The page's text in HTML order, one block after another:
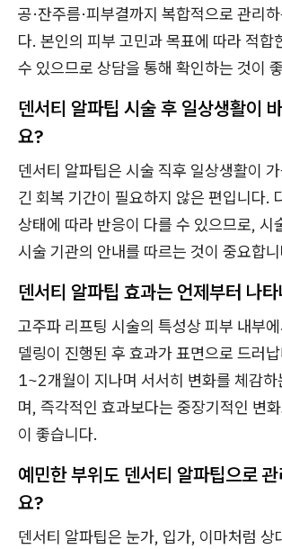
공·잔주름·피부결까지 복합적으로 관리
다. 본인의 피부 고민과 목표에 따라 적합
수 있으므로 상담을 통해 확인하는 것이
덴서티 알파팁 시술 후 일상생활이
요?
덴서티 알파팁은 시술 직후 일상생활이
긴 회복 기간이 필요하지 않은 편입니다.
상태에 따라 반응이 다를 수 있으므로, 시
시술 기관의 안내를 따르는 것이 중요합
덴서티 알파팁 효과는 언제부터 나
고주파 리프팅 시술의 특성상 피부 내부
델링이 진행된 후 효과가 표면으로 드러
1~2개월이 지나며 서서히 변화를 체감하
며, 즉각적인 효과보다는 중장기적인 변
이 좋습니다.
예민한 부위도 덴서티 알파팁으로
요?
덴서티 알파팁은 눈가, 입가, 이마처럼 상